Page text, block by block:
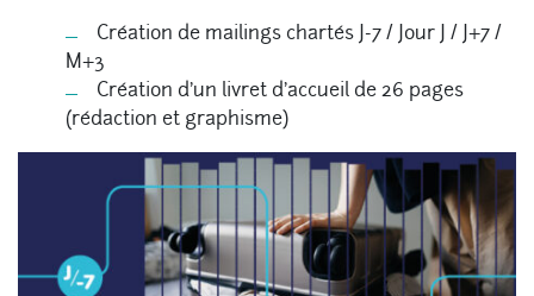
Création de mailings chartés J-7 / Jour J / J+7 /
M+3
Création d’un livret d’accueil de 26 pages
(rédaction et graphisme)